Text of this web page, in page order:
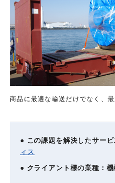
商品に最適な輸送だけでなく、
● この課題を解決したサービ
ィス
● クライアント様の業種：